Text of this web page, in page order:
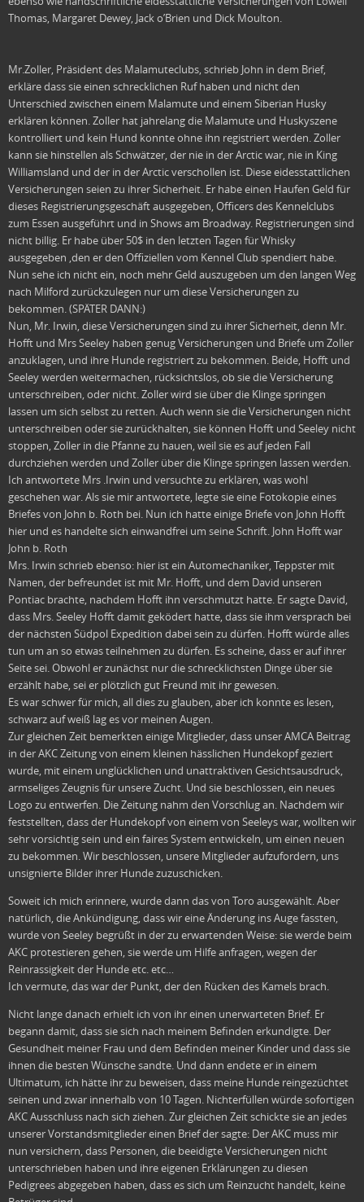
Thomas, Margaret Dewey, Jack o’Brien und Dick Moulton.
Mr.Zoller, Präsident des Malamuteclubs, schrieb John in dem Brief,
erkläre dass sie einen schrecklichen Ruf haben und nicht den
Unterschied zwischen einem Malamute und einem Siberian Husky
erklären können. Zoller hat jahrelang die Malamute und Huskyszene
kontrolliert und kein Hund konnte ohne ihn registriert werden. Zoller
kann sie hinstellen als Schwätzer, der nie in der Arctic war, nie in King
Williamsland und der in der Arctic verschollen ist. Diese eidesstattlichen
Versicherungen seien zu ihrer Sicherheit. Er habe einen Haufen Geld für
dieses Registrierungsgeschäft ausgegeben, Officers des Kennelclubs
zum Essen ausgeführt und in Shows am Broadway. Registrierungen sind
nicht billig. Er habe über 50$ in den letzten Tagen für Whisky
ausgegeben ,den er den Offiziellen vom Kennel Club spendiert habe.
Nun sehe ich nicht ein, noch mehr Geld auszugeben um den langen Weg
nach Milford zurückzulegen nur um diese Versicherungen zu
bekommen. (SPÄTER DANN:)
Nun, Mr. Irwin, diese Versicherungen sind zu ihrer Sicherheit, denn Mr.
Hofft und Mrs Seeley haben genug Versicherungen und Briefe um Zoller
anzuklagen, und ihre Hunde registriert zu bekommen. Beide, Hofft und
Seeley werden weitermachen, rücksichtslos, ob sie die Versicherung
unterschreiben, oder nicht. Zoller wird sie über die Klinge springen
lassen um sich selbst zu retten. Auch wenn sie die Versicherungen nicht
unterschreiben oder sie zurückhalten, sie können Hofft und Seeley nicht
stoppen, Zoller in die Pfanne zu hauen, weil sie es auf jeden Fall
durchziehen werden und Zoller über die Klinge springen lassen werden.
Ich antwortete Mrs .Irwin und versuchte zu erklären, was wohl
geschehen war. Als sie mir antwortete, legte sie eine Fotokopie eines
Briefes von John b. Roth bei. Nun ich hatte einige Briefe von John Hofft
hier und es handelte sich einwandfrei um seine Schrift. John Hofft war
John b. Roth
Mrs. Irwin schrieb ebenso: hier ist ein Automechaniker, Teppster mit
Namen, der befreundet ist mit Mr. Hofft, und dem David unseren
Pontiac brachte, nachdem Hofft ihn verschmutzt hatte. Er sagte David,
dass Mrs. Seeley Hofft damit geködert hatte, dass sie ihm versprach bei
der nächsten Südpol Expedition dabei sein zu dürfen. Hofft würde alles
tun um an so etwas teilnehmen zu dürfen. Es scheine, dass er auf ihrer
Seite sei. Obwohl er zunächst nur die schrecklichsten Dinge über sie
erzählt habe, sei er plötzlich gut Freund mit ihr gewesen.
Es war schwer für mich, all dies zu glauben, aber ich konnte es lesen,
schwarz auf weiß lag es vor meinen Augen.
Zur gleichen Zeit bemerkten einige Mitglieder, dass unser AMCA Beitrag
in der AKC Zeitung von einem kleinen hässlichen Hundekopf geziert
wurde, mit einem unglücklichen und unattraktiven Gesichtsausdruck,
armseliges Zeugnis für unsere Zucht. Und sie beschlossen, ein neues
Logo zu entwerfen. Die Zeitung nahm den Vorschlug an. Nachdem wir
feststellten, dass der Hundekopf von einem von Seeleys war, wollten wir
sehr vorsichtig sein und ein faires System entwickeln, um einen neuen
zu bekommen. Wir beschlossen, unsere Mitglieder aufzufordern, uns
unsignierte Bilder ihrer Hunde zuzuschicken.
Soweit ich mich erinnere, wurde dann das von Toro ausgewählt. Aber
natürlich, die Ankündigung, dass wir eine Änderung ins Auge fassten,
wurde von Seeley begrüßt in der zu erwartenden Weise: sie werde beim
AKC protestieren gehen, sie werde um Hilfe anfragen, wegen der
Reinrassigkeit der Hunde etc. etc…
Ich vermute, das war der Punkt, der den Rücken des Kamels brach.
Nicht lange danach erhielt ich von ihr einen unerwarteten Brief. Er
begann damit, dass sie sich nach meinem Befinden erkundigte. Der
Gesundheit meiner Frau und dem Befinden meiner Kinder und dass sie
ihnen die besten Wünsche sandte. Und dann endete er in einem
Ultimatum, ich hätte ihr zu beweisen, dass meine Hunde reingezüchtet
seinen und zwar innerhalb von 10 Tagen. Nichterfüllen würde sofortigen
AKC Ausschluss nach sich ziehen. Zur gleichen Zeit schickte sie an jedes
unserer Vorstandsmitglieder einen Brief der sagte: Der AKC muss mir
nun versichern, dass Personen, die beeidigte Versicherungen nicht
unterschrieben haben und ihre eigenen Erklärungen zu diesen
Pedigrees abgegeben haben, dass es sich um Reinzucht handelt, keine